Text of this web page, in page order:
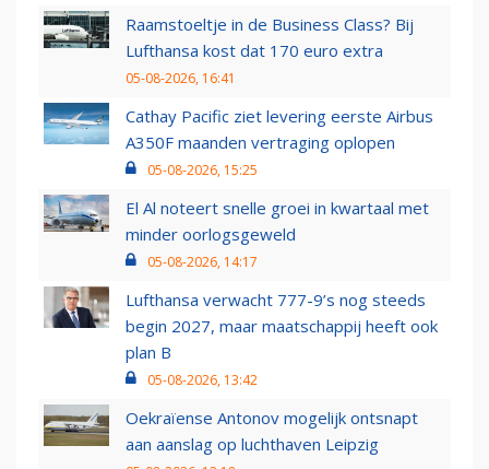
Raamstoeltje in de Business Class? Bij
Lufthansa kost dat 170 euro extra
05-08-2026, 16:41
Cathay Pacific ziet levering eerste Airbus
A350F maanden vertraging oplopen
05-08-2026, 15:25
El Al noteert snelle groei in kwartaal met
minder oorlogsgeweld
05-08-2026, 14:17
Lufthansa verwacht 777-9’s nog steeds
begin 2027, maar maatschappij heeft ook
plan B
05-08-2026, 13:42
Oekraïense Antonov mogelijk ontsnapt
aan aanslag op luchthaven Leipzig